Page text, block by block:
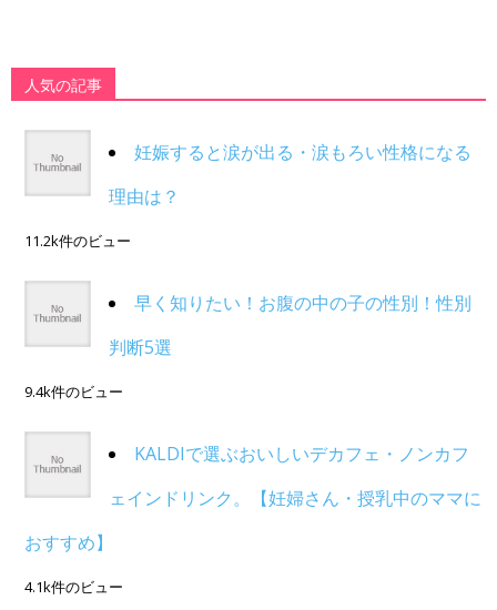
人気の記事
妊娠すると涙が出る・涙もろい性格になる
理由は？
11.2k件のビュー
早く知りたい！お腹の中の子の性別！性別
判断5選
9.4k件のビュー
KALDIで選ぶおいしいデカフェ・ノンカフ
ェインドリンク。【妊婦さん・授乳中のママに
おすすめ】
4.1k件のビュー